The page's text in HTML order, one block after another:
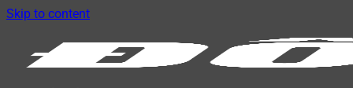
Skip to content